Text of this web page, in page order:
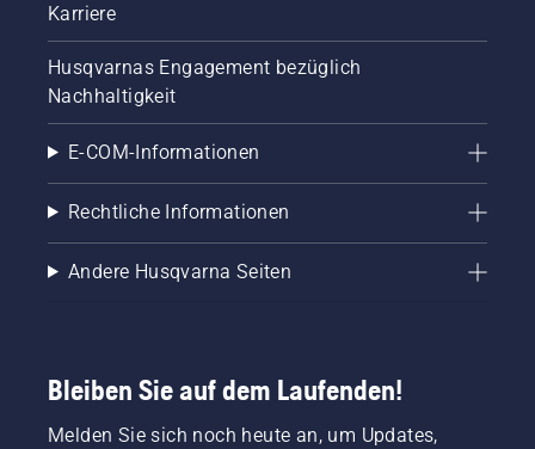
Karriere
Husqvarnas Engagement bezüglich
Nachhaltigkeit
E-COM-Informationen
Rechtliche Informationen
Andere Husqvarna Seiten
Bleiben Sie auf dem Laufenden!
Melden Sie sich noch heute an, um Updates,